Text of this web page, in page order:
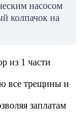
насосом
колпачок на
из 1 части
все трещины и
заплатам